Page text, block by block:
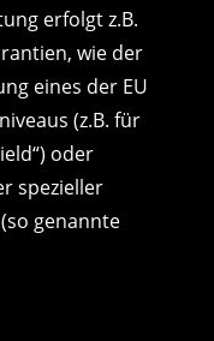
erfolgt z.B.
wie der
eines der EU
(z.B. für
oder
spezieller
genannte